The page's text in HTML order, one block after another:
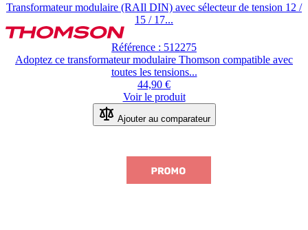
Transformateur modulaire (RAIl DIN) avec sélecteur de tension 12 /
15 / 17...
Référence : 512275
Adoptez ce transformateur modulaire Thomson compatible avec
toutes les tensions...
44,90 €
Voir le produit
Ajouter au comparateur